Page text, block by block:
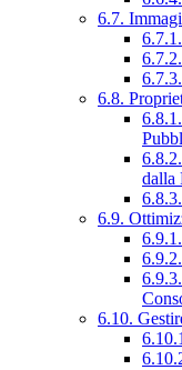
6.7.
6.8.
dalla
6.9.
6.10.